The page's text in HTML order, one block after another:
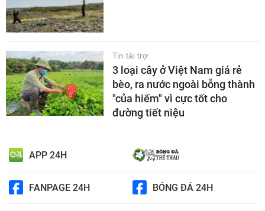
Tin tài trợ
3 loại cây ở Việt Nam giá rẻ
bèo, ra nước ngoài bỗng thành
"của hiếm" vì cực tốt cho
đường tiết niệu
APP 24H
FANPAGE 24H BÓNG ĐÁ 24H